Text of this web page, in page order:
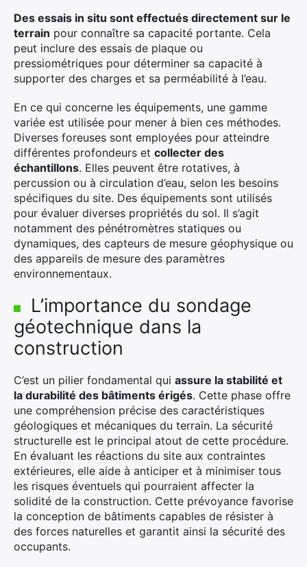
Des essais in situ sont effectués directement sur le
terrain pour connaître sa capacité portante. Cela
peut inclure des essais de plaque ou
pressiométriques pour déterminer sa capacité à
supporter des charges et sa perméabilité à l’eau.
En ce qui concerne les équipements, une gamme
variée est utilisée pour mener à bien ces méthodes.
Diverses foreuses sont employées pour atteindre
différentes profondeurs et collecter des
échantillons. Elles peuvent être rotatives, à
percussion ou à circulation d’eau, selon les besoins
spécifiques du site. Des équipements sont utilisés
pour évaluer diverses propriétés du sol. Il s’agit
notamment des pénétromètres statiques ou
dynamiques, des capteurs de mesure géophysique ou
des appareils de mesure des paramètres
environnementaux.
L’importance du sondage
géotechnique dans la
construction
C’est un pilier fondamental qui assure la stabilité et
la durabilité des bâtiments érigés. Cette phase offre
une compréhension précise des caractéristiques
géologiques et mécaniques du terrain. La sécurité
structurelle est le principal atout de cette procédure.
En évaluant les réactions du site aux contraintes
extérieures, elle aide à anticiper et à minimiser tous
les risques éventuels qui pourraient affecter la
solidité de la construction. Cette prévoyance favorise
la conception de bâtiments capables de résister à
des forces naturelles et garantit ainsi la sécurité des
occupants.
×
Rechercher